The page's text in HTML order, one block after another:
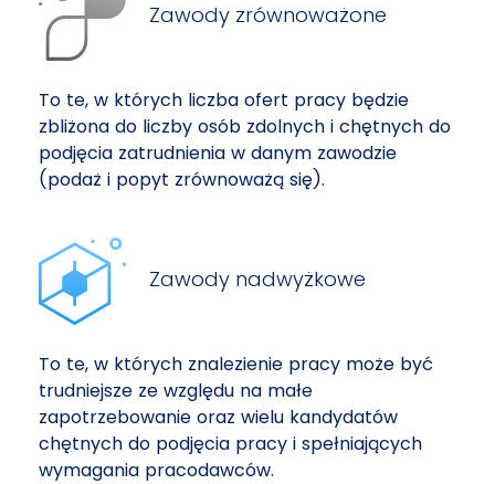
Zawody zrównoważone
To te, w których liczba ofert pracy będzie
zbliżona do liczby osób zdolnych i chętnych do
podjęcia zatrudnienia w danym zawodzie
(podaż i popyt zrównoważą się).
Zawody nadwyżkowe
To te, w których znalezienie pracy może być
trudniejsze ze względu na małe
zapotrzebowanie oraz wielu kandydatów
chętnych do podjęcia pracy i spełniających
wymagania pracodawców.